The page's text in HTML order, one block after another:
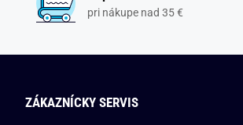
pri nákupe nad 35 €
ZÁKAZNÍCKY SERVIS